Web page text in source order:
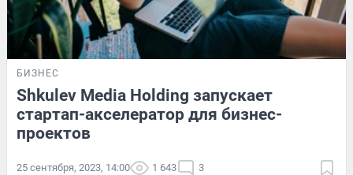
БИЗНЕС
Shkulev Media Holding запускает
стартап-акселератор для бизнес-
проектов
25 сентября, 2023, 14:00 1 643 3